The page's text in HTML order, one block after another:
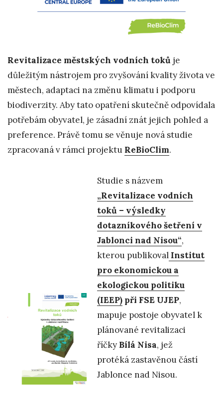
Revitalizace městských vodních toků je
důležitým nástrojem pro zvyšování kvality života ve
městech, adaptaci na změnu klimatu i podporu
biodiverzity. Aby tato opatření skutečně odpovídala
potřebám obyvatel, je zásadní znát jejich pohled a
preference. Právě tomu se věnuje nová studie
zpracovaná v rámci projektu ReBioClim.
Studie s názvem
„Revitalizace vodních
toků – výsledky
dotazníkového šetření v
Jablonci nad Nisou“,
kterou publikoval Institut
pro ekonomickou a
ekologickou politiku
(IEEP)při FSE UJEP,
mapuje postoje obyvatel k
plánované revitalizaci
říčky Bílá Nisa, jež
protéká zastavěnou částí
Jablonce nad Nisou.